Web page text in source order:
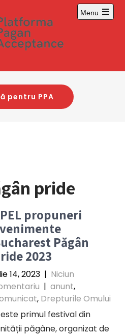
pentru PPA
Menu
pride
propuneri
Păgân
2023
14, 2023 | Niciun
| anunt,
, Drepturile Omului
primul festival din
păgâne, organizat de